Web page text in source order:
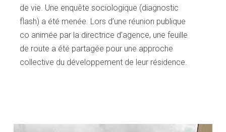
de vie. Une enquête sociologique (diagnostic
flash) a été menée. Lors d’une réunion publique
co animée par la directrice d’agence, une feuille
de route a été partagée pour une approche
collective du développement de leur résidence.